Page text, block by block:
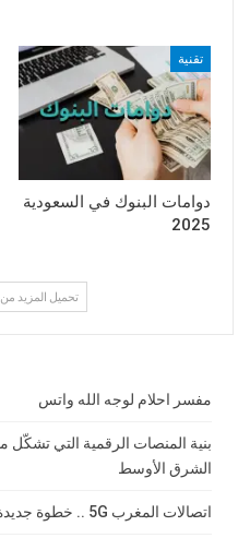
تقنية
دوامات البنوك في السعودية
2025
تحميل المزيد
مفسر احلام لوجه الله واتس
بنية المنصات الرقمية التي تشكّل
الشرق الأوسط
اتصالات المغرب 5G .. خطوة جديدة نحو المستقبل عروض باقات 5G